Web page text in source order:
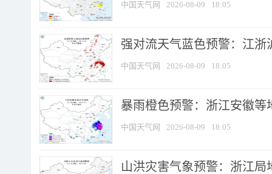
中国天气网 2026-08-09 18:05
强对流天气蓝色预警：江浙
中国天气网 2026-08-09 18:05
暴雨橙色预警：浙江安徽等
中国天气网 2026-08-09 18:05
山洪灾害气象预警：浙江